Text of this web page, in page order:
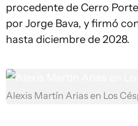
procedente de Cerro
por Jorge Bava, y firmó
hasta diciembre de 2028.
Alexis Martín Arias en Los